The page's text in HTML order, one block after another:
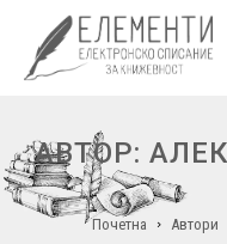
АВТОР:
Почетна Автори